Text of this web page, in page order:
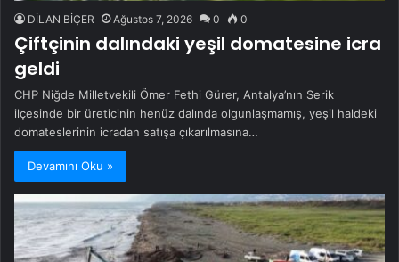
DİLAN BİÇER Ağustos 7, 2026 0 0
Çiftçinin dalındaki yeşil domatesine icra
geldi
CHP Niğde Milletvekili Ömer Fethi Gürer, Antalya’nın Serik
ilçesinde bir üreticinin henüz dalında olgunlaşmamış, yeşil haldeki
domateslerinin icradan satışa çıkarılmasına…
Devamını Oku »